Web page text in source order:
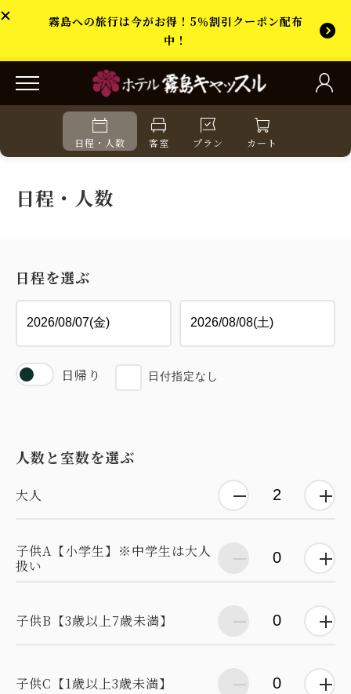
霧島への旅行は今がお得！5％割引クーポン配布
中！
日程・人数 客室 プラン カート
日程・人数
日程を選ぶ
日帰り 日付指定なし
人数と室数を選ぶ
大人
子供A【小学生】※中学生は大人
扱い
子供B【3歳以上7歳未満】
子供C【1歳以上3歳未満】